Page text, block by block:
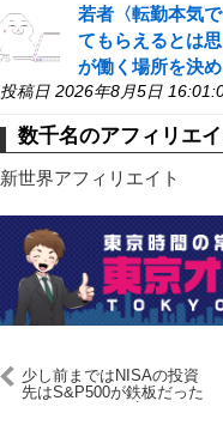
若者〈転勤本気
てもらえるとは
が働く場所を決
投稿日 2026年8月5日
数千名のアフィリエ
新世界アフィリエイト
少し前まではNISAの投資
先はS&P500が鉄板だった